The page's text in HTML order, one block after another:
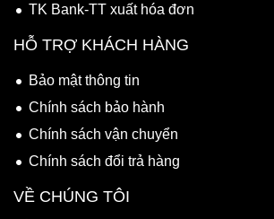
TK Bank-TT xuất hóa đơn
HỖ TRỢ KHÁCH HÀNG
Bảo mật thông tin
Chính sách bảo hành
Chính sách vận chuyển
Chính sách đổi trả hàng
VỀ CHÚNG TÔI